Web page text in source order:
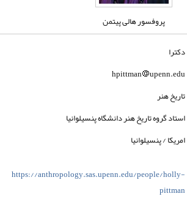
پروفسور هالی پیتمن
دکترا
hpittman upenn.edu
تاریخ هنر
استاد گروه تاریخ هنر دانشگاه پنسیلوانیا
امریکا / پنسیلوانیا
https://anthropology.sas.upenn.edu/people/holly-
pittman